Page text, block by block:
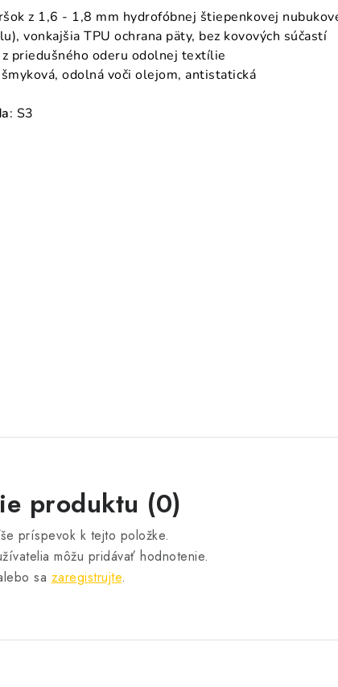
z 1,6 - 1,8 mm hydrofóbnej štiepenkovej
vonkajšia TPU ochrana päty, bez kovových súčastí
z priedušného oderu odolnej textílie
odolná voči olejom, antistatická
: S3
produktu (0)
príspevok k tejto položke.
môžu pridávať hodnotenie.
sa zaregistrujte.